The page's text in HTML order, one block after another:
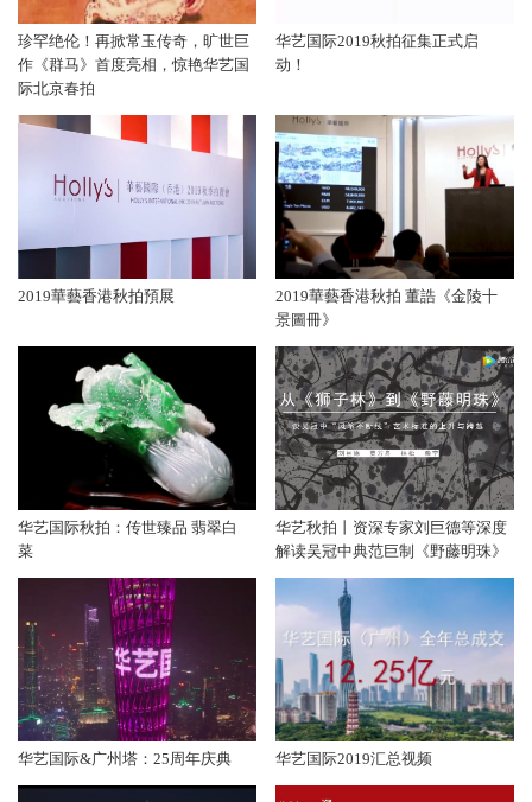
珍罕绝伦！再掀常玉传奇，旷世巨
作《群马》首度亮相，惊艳华艺国
际北京春拍
华艺国际2019秋拍征集正式启
动！
2019華藝香港秋拍預展
2019華藝香港秋拍 董誥《金陵十
景圖冊》
华艺国际秋拍：传世臻品 翡翠白
菜
华艺秋拍丨资深专家刘巨德等深度
解读吴冠中典范巨制《野藤明珠》
华艺国际&广州塔：25周年庆典 华艺国际2019汇总视频